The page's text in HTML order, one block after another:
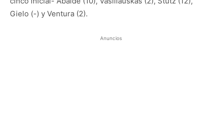
Gielo (-) y Ventura (2).
Anuncios